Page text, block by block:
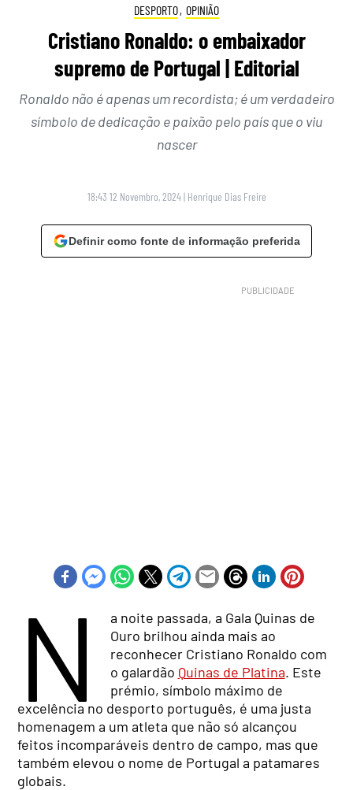
DESPORTO, OPINIÃO
Cristiano Ronaldo: o embaixador
supremo de Portugal | Editorial
Ronaldo não é apenas um recordista; é um verdadeiro
símbolo de dedicação e paixão pelo país que o viu
nascer
18:43 12 Novembro, 2024 | Henrique Dias Freire
Definir como fonte de informação preferida
N
a noite passada, a Gala Quinas de
Ouro brilhou ainda mais ao
reconhecer Cristiano Ronaldo com
o galardão Quinas de Platina. Este
prémio, símbolo máximo de
excelência no desporto português, é uma justa
homenagem a um atleta que não só alcançou
feitos incomparáveis dentro de campo, mas que
também elevou o nome de Portugal a patamares
globais.